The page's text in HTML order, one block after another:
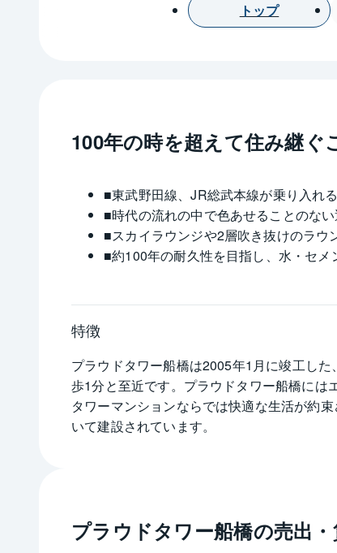
トップ
100年の時を超えて住み継ぐ
■東武野田線、JR総武本線が乗り入れ
■時代の流れの中で色あせることのな
■スカイラウンジや2層吹き抜けのラ
■約100年の耐久性を目指し、水・セ
特徴
プラウドタワー船橋は2005年1月に竣工し
歩1分と至近です。プラウドタワー船橋に
タワーマンションならでは快適な生活が約
いて建設されています。
プラウドタワー船橋の売出